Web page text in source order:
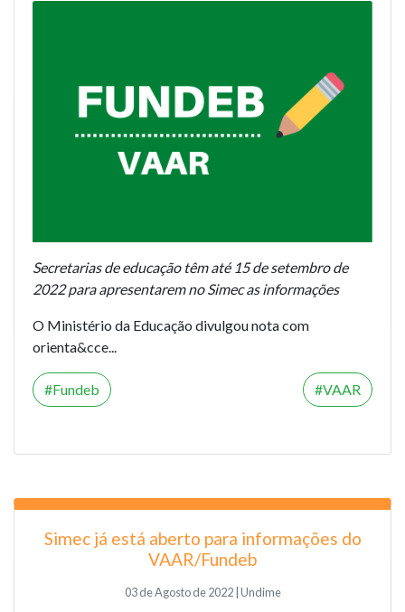
Secretarias de educação têm até 15 de setembro de
2022 para apresentarem no Simec as informações
O Ministério da Educação divulgou nota com
orienta&cce...
Fundeb VAAR
Simec já está aberto para informações do
VAAR/Fundeb
03 de Agosto de 2022 | Undime